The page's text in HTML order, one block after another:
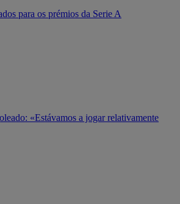
para os prémios da Serie A
«Estávamos a jogar relativamente